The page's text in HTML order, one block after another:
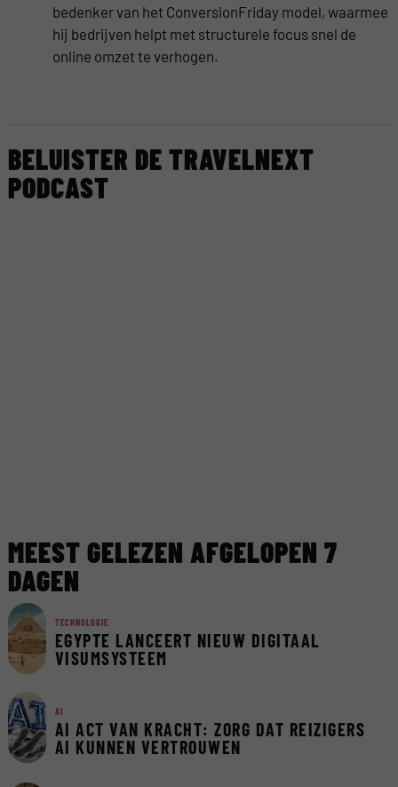
bedenker van het ConversionFriday model, waarmee
hij bedrijven helpt met structurele focus snel de
online omzet te verhogen.
BELUISTER DE TRAVELNEXT
PODCAST
MEEST GELEZEN AFGELOPEN 7
DAGEN
TECHNOLOGIE
EGYPTE LANCEERT NIEUW DIGITAAL
VISUMSYSTEEM
AI
AI ACT VAN KRACHT: ZORG DAT REIZIGERS
AI KUNNEN VERTROUWEN